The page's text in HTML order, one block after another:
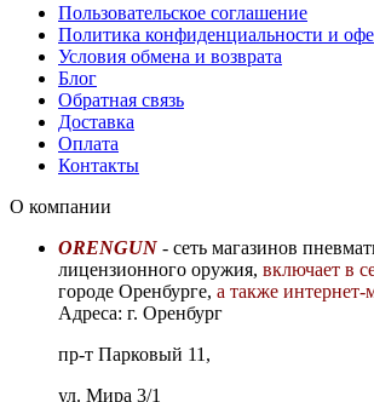
Пользовательское соглашение
Политика конфиденциальности и
Условия обмена и возврата
Блог
Обратная связь
Доставка
Оплата
Контакты
О компании
ORENGUN - сеть магазинов
лицензионного оружия, включает в
городе Оренбурге, а также интернет-
Адреса: г. Оренбург
пр-т Парковый 11,
ул. Мира 3/1